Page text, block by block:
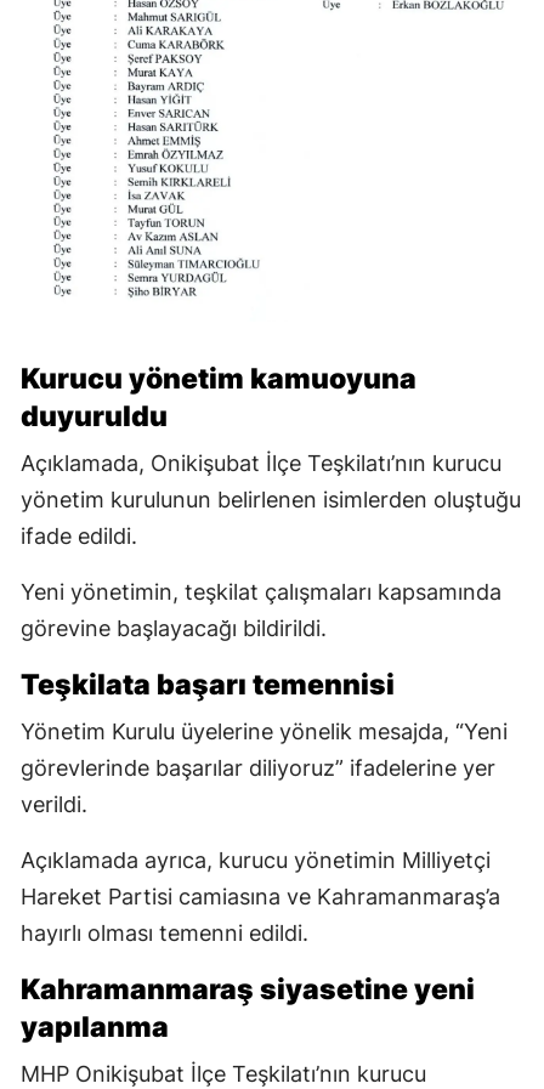
Kurucu yönetim kamuoyuna
duyuruldu
Açıklamada, Onikişubat İlçe Teşkilatı’nın kurucu
yönetim kurulunun belirlenen isimlerden oluştuğu
ifade edildi.
Yeni yönetimin, teşkilat çalışmaları kapsamında
görevine başlayacağı bildirildi.
Teşkilata başarı temennisi
Yönetim Kurulu üyelerine yönelik mesajda, “Yeni
görevlerinde başarılar diliyoruz” ifadelerine yer
verildi.
Açıklamada ayrıca, kurucu yönetimin Milliyetçi
Hareket Partisi camiasına ve Kahramanmaraş’a
hayırlı olması temenni edildi.
Kahramanmaraş siyasetine yeni
yapılanma
MHP Onikişubat İlçe Teşkilatı’nın kurucu